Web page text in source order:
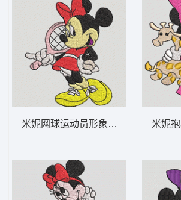
米妮网球运动员形象 米妮 40-DST格
米妮